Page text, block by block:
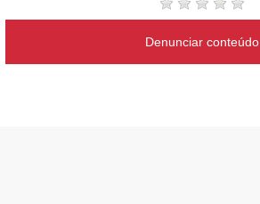
Denunciar conteúdo